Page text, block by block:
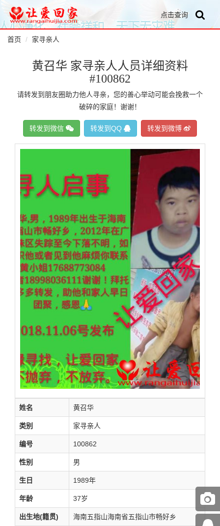
点击查询
首页 家寻亲人
黄召华 家寻亲人人员详细资料
#100862
请转发到朋友圈助力他人寻亲，您的善心举动可能会挽救一个
破碎的家庭！谢谢！
转发到微信 转发到QQ 转发到微博
姓名 黄召华
类别 家寻亲人
编号 100862
性别 男
生日 1989年
年龄 37岁
出生地(籍贯) 海南五指山海南省五指山市畅好乡